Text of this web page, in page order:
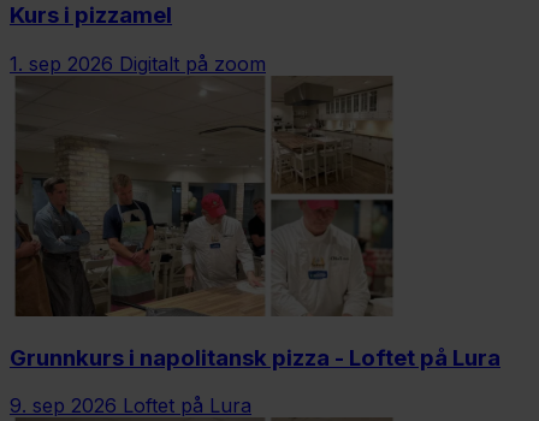
Kurs i pizzamel
1. sep 2026 Digitalt på zoom
Grunnkurs i napolitansk pizza - Loftet på Lura
9. sep 2026 Loftet på Lura